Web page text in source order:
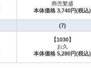
商売繁盛
本体価格 3,740円(税込)
(7)
【1030】
お久
本体価格 5,280円(税込)